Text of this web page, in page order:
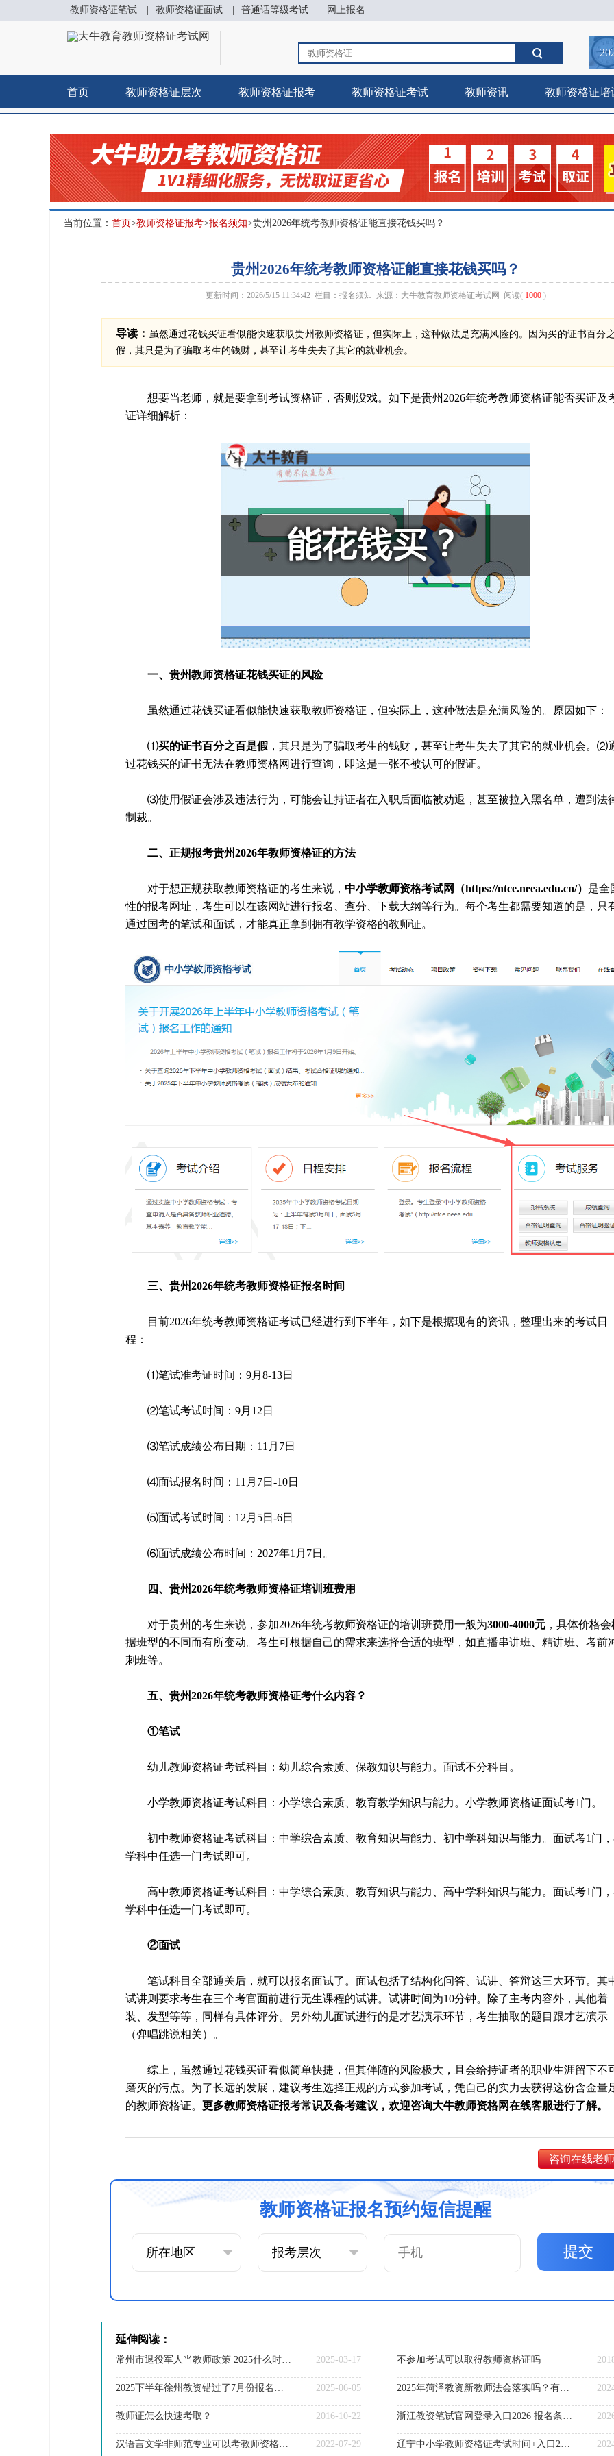
教师资格证笔试 教师资格证面试 普通话等级考试 网上报名
首页 教师资格证层次 教师资格证报考 教师资格证考试 教师资讯 教师资格证培
当前位置： 首页>教师资格证报考>报名须知>贵州2026年统考教师资格证能直接花钱买吗？
贵州2026年统考教师资格证能直接花钱买吗？
更新时间：2026/5/15 11:34:42 栏目： 报名须知 来源： 大牛教育教师资格证考试网 阅读( 1000 )
导读： 虽然通过花钱买证看似能快速获取贵州教师资格证，但实际上，这种做法是充满风险的。因为买的证书百分
假，其只是为了骗取考生的钱财，甚至让考生失去了其它的就业机会。
想要当老师，就是要拿到考试资格证，否则没戏。如下是贵州2026年统考教师资格证能否买证及
证详细解析：
一、贵州教师资格证花钱买证的风险
虽然通过花钱买证看似能快速获取教师资格证，但实际上，这种做法是充满风险的。原因如下：
⑴买的证书百分之百是假 ，其只是为了骗取考生的钱财，甚至让考生失去了其它的就业机会。⑵
过花钱买的证书无法在教师资格网进行查询，即这是一张不被认可的假证。
⑶使用假证会涉及违法行为，可能会让持证者在入职后面临被劝退，甚至被拉入黑名单，遭到法
制裁。
二、正规报考贵州2026年教师资格证的方法
对于想正规获取教师资格证的考生来说， 中小学教师资格考试网（https://ntce.neea.edu.cn/） 是全
性的报考网址，考生可以在该网站进行报名、查分、下载大纲等行为。每个考生都需要知道的是，只
通过国考的笔试和面试，才能真正拿到拥有教学资格的教师证。
三、贵州2026年统考教师资格证报名时间
目前2026年统考教师资格证考试已经进行到下半年，如下是根据现有的资讯，整理出来的考试日
程：
⑴笔试准考证时间：9月8-13日
⑵笔试考试时间：9月12日
⑶笔试成绩公布日期：11月7日
⑷面试报名时间：11月7日-10日
⑸面试考试时间：12月5日-6日
⑹面试成绩公布时间：2027年1月7日。
四、贵州2026年统考教师资格证培训班费用
对于贵州的考生来说，参加2026年统考教师资格证的培训班费用一般为3000-4000元 ，具体价格会
据班型的不同而有所变动。考生可根据自己的需求来选择合适的班型，如直播串讲班、精讲班、考前
刺班等。
五、贵州2026年统考教师资格证考什么内容？
①笔试
幼儿教师资格证考试科目：幼儿综合素质、保教知识与能力。面试不分科目。
小学教师资格证考试科目：小学综合素质、教育教学知识与能力。小学教师资格证面试考1门。
初中教师资格证考试科目：中学综合素质、教育知识与能力、初中学科知识与能力。面试考1门
学科中任选一门考试即可。
高中教师资格证考试科目：中学综合素质、教育知识与能力、高中学科知识与能力。面试考1门
学科中任选一门考试即可。
②面试
笔试科目全部通关后，就可以报名面试了。面试包括了结构化问答、试讲、答辩这三大环节。其
试讲则要求考生在三个考官面前进行无生课程的试讲。试讲时间为10分钟。除了主考内容外，其他着
装、发型等等，同样有具体评分。另外幼儿面试进行的是才艺演示环节，考生抽取的题目跟才艺演示
（弹唱跳说相关）。
综上，虽然通过花钱买证看似简单快捷，但其伴随的风险极大，且会给持证者的职业生涯留下不
磨灭的污点。为了长远的发展，建议考生选择正规的方式参加考试，凭自己的实力去获得这份含金量
的教师资格证。 更多教师资格证报考常识及备考建议，欢迎咨询大牛教师资格网在线客服进行了解。
咨询在线老师
教师资格证报名预约短信提醒
提交
延伸阅读：
2025-03-17
2025-06-05
教师证怎么快速考取？ 2016-10-22
2022-07-29
不参加考试可以取得教师资格证吗